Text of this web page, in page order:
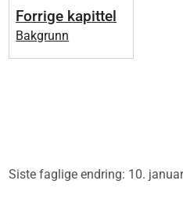
Forrige kapittel
Bakgrunn
Siste faglige endring: 10.